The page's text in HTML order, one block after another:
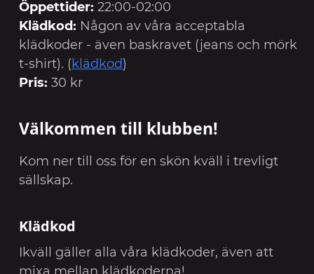
Öppettider: 22:00-02:00
Klädkod: Någon av våra acceptabla
klädkoder - även baskravet (jeans och mörk
t-shirt). (klädkod)
Pris: 30 kr
Välkommen till klubben!
Kom ner till oss för en skön kväll i trevligt
sällskap.
Klädkod
Ikväll gäller alla våra klädkoder, även att
mixa mellan klädkoderna!